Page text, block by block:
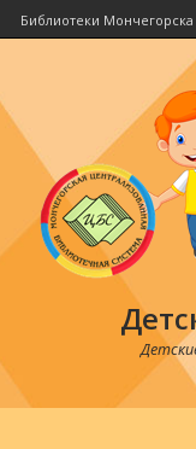
Библиотеки Мончегорска